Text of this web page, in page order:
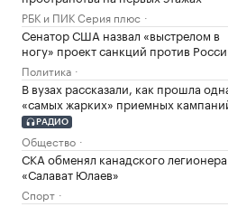
РБК и ПИК Серия плюс
Сенатор США назвал «выстрелом в
ногу» проект санкций против
Политика
В вузах рассказали, как прошла
«самых жарких» приемных
РАДИО
Общество
СКА обменял канадского
«Салават Юлаев»
Спорт